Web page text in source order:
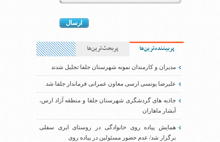
پربیننده‌ترین‌ها پربحث‌ترین‌ها
مدیران و کارمندان نمونه شهرستان جلفا تجلیل شدند
علیرضا یونسی ارسی معاون عمرانی فرماندار جلفا شد
جاذبه های گردشگری شهرستان جلفا و منطقه آزاد ارس،
آبشار ماهاران
همایش پیاده روی خانوادگی در روستای ایری سفلی
برگزار شد/ عدم حضور مسئولین در پیاده روی